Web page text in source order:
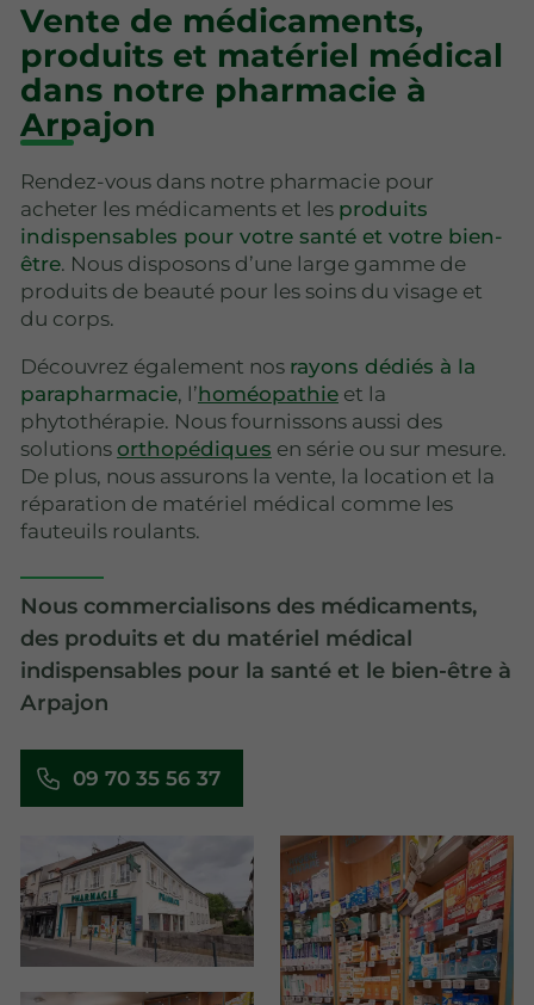
Vente de médicaments,
produits et matériel médical
dans notre pharmacie à
Arpajon
Rendez-vous dans notre pharmacie pour
acheter les médicaments et les produits
indispensables pour votre santé et votre bien-
être. Nous disposons d’une large gamme de
produits de beauté pour les soins du visage et
du corps.
Découvrez également nos rayons dédiés à la
parapharmacie, l’homéopathie et la
phytothérapie. Nous fournissons aussi des
solutions orthopédiques en série ou sur mesure.
De plus, nous assurons la vente, la location et la
réparation de matériel médical comme les
fauteuils roulants.
Nous commercialisons des médicaments,
des produits et du matériel médical
indispensables pour la santé et le bien-être à
Arpajon
09 70 35 56 37